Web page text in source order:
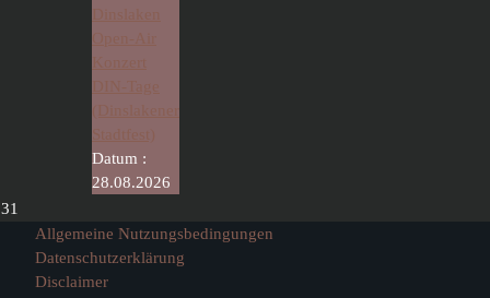
Dinslaken
Open-Air
DIN-Tage
(Dinslakener
Stadtfest)
Datum :
28.08.2026
31
Allgemeine Nutzungsbedingungen
Datenschutzerklärung
Disclaimer